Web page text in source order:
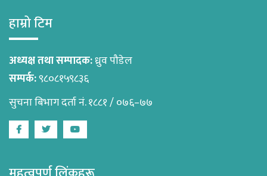
हाम्रो टिम
अध्यक्ष तथा सम्पादक:ध्रुव पौडेल
सम्पर्क:९८०८१५९८३६
सुचना बिभाग दर्ता नं. १८८१ / ०७६–७७
FacebookTwitterYoutube